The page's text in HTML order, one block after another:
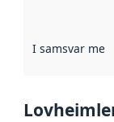
I samsvar med